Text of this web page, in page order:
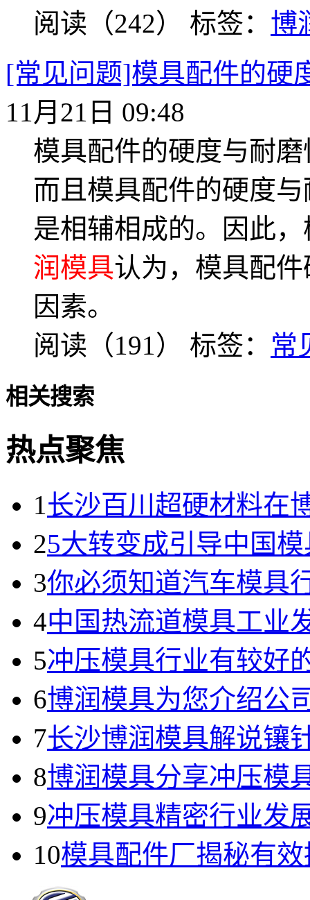
阅读（242） 标签： 博
[常见问题]模具配件的硬
11月21日 09:48
模具配件的硬度与耐
而且模具配件的硬度
是相辅相成的。因此
润模具认为，模具配
因素。
阅读（191） 标签： 常
相关搜索
热点聚焦
1长沙百川超硬材料在
25大转变成引导中国
3你必须知道汽车模具
4中国热流道模具工业
5冲压模具行业有较好
6博润模具为您介绍公
7长沙博润模具解说镶
8博润模具分享冲压模
9冲压模具精密行业发
10模具配件厂揭秘有